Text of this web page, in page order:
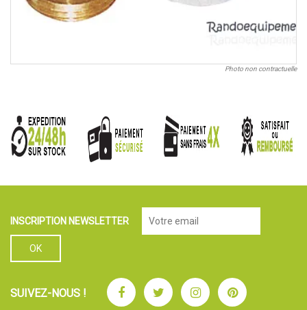
Photo non contractuelle
INSCRIPTION NEWSLETTER
SUIVEZ-NOUS ! FacebookTwitterInstagramPinterest